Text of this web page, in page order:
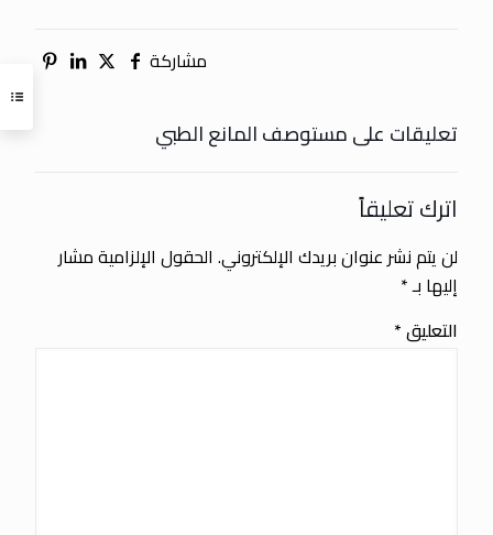
مشاركة
تعليقات على مستوصف المانع الطبي
اترك تعليقاً
لن يتم نشر عنوان بريدك الإلكتروني. الحقول الإلزامية مشار
إليها بـ*
التعليق*